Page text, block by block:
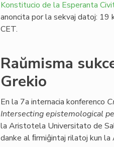
Konstitucio de la Esperanta
anoncita por la sekvaj datoj:
CET.
Raŭmisma
Grekio
En la 7a internacia konferenco
Intersecting epistemological
la Aristotela Universitato de
danke al ﬁrmiĝintaj rilatoj kun la